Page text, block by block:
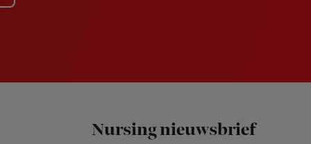
Nursing nieuwsbrief